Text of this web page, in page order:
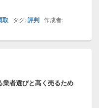
取 タグ:評判 作成者:
者選びと高く売るため